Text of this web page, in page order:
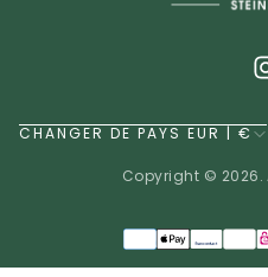
CHANGER DE PAYS EUR | €
Copyright © 2026.